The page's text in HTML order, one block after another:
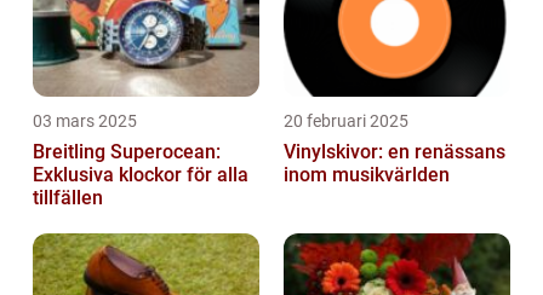
03 mars 2025
Breitling Superocean:
Exklusiva klockor för alla
tillfällen
20 februari 2025
Vinylskivor: en renässans
inom musikvärlden